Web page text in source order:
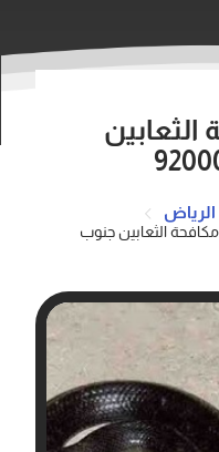
الثعابين جنوب